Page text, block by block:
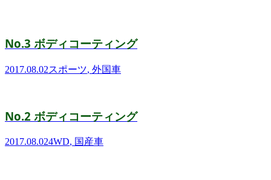
No.3 ボディコーティング
2017.08.02スポーツ, 外国車
No.2 ボディコーティング
2017.08.024WD, 国産車